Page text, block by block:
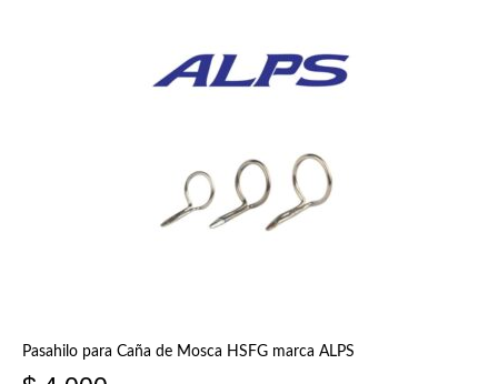
Pasahilo para Caña de Mosca HSFG marca ALPS